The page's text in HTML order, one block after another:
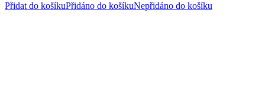
Přidat do košíkuPřidáno do košíkuNepřidáno do košíku